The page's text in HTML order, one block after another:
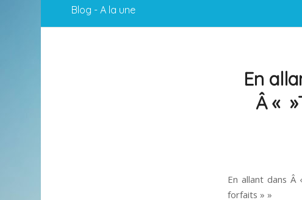
Blog - A la une
En
Â «
En allant dans
forfaits » »